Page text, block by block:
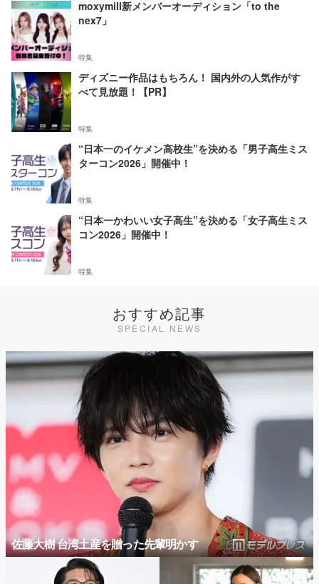
moxymill新メンバーオーディション「to the
nex7」
特集
ディズニー作品はもちろん！ 国内外の人気作がす
べて見放題！【PR】
特集
“日本一のイケメン高校生”を決める「男子高生ミス
ターコン2026」開催中！
特集
“日本一かわいい女子高生”を決める「女子高生ミス
コン2026」開催中！
特集
おすすめ記事
SPECIAL NEWS
佐藤大樹 台湾土産を贈った先輩明かす